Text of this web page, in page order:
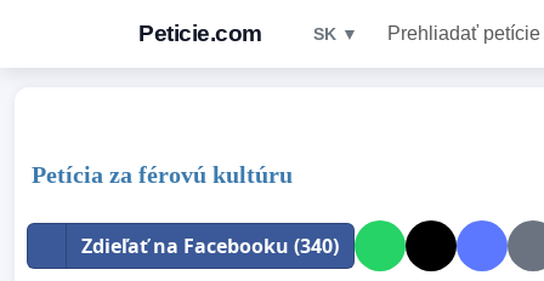
Peticie.com SK ▼ Prehliadať petície
Petícia za férovú kultúru
Zdieľať na Facebooku (340)